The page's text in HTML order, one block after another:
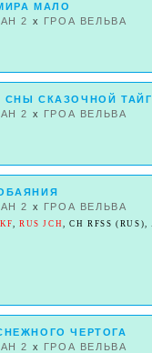
МАЛО
2 x ГРОА ВEЛЬВА
СНЫ СКАЗОЧНОЙ
2 x ГРОА ВEЛЬВА
2 x ГРОА ВEЛЬВА
,RUS JCH,CH RFSS (RUS),
ЧЕРТОГА
2 x ГРОА ВEЛЬВА